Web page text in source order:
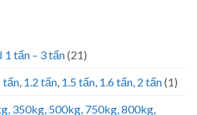
tấn – 3 tấn(21)
1.2 tấn, 1.5 tấn, 1.6 tấn, 2 tấn(1)
350kg, 500kg, 750kg, 800kg,